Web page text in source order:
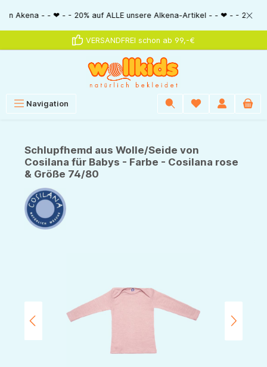
springen
- - ❤ - - 20% auf ALLE unsere Alkena-Artikel - - ❤ - - 20% NUR
VERSANDFREI schon ab 99,-€
Navigation
Schlupfhemd aus Wolle/Seide von
Cosilana für Babys - Farbe - Cosilana rose
& Größe 74/80